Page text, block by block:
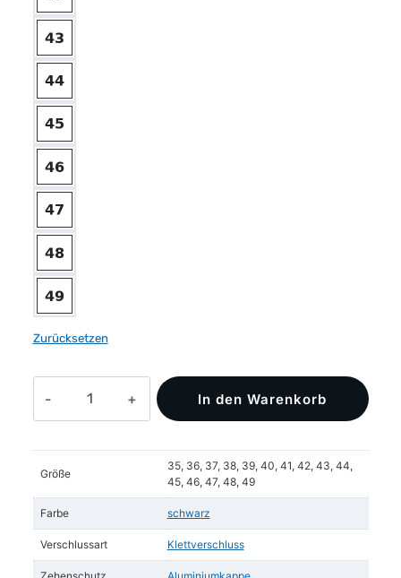
Zurücksetzen
ESD
Menge
In den Warenkorb
Größe
35, 36, 37, 38, 39, 40, 41, 42, 43, 44,
45, 46, 47, 48, 49
Farbe schwarz
Verschlussart Klettverschluss